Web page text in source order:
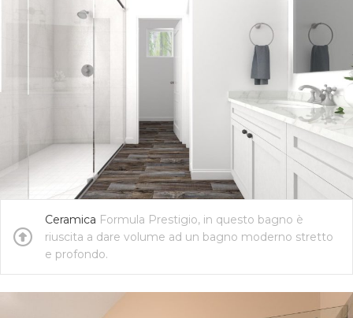
Ceramica Formula Prestigio, in questo bagno è
riuscita a dare volume ad un bagno moderno stretto
e profondo.